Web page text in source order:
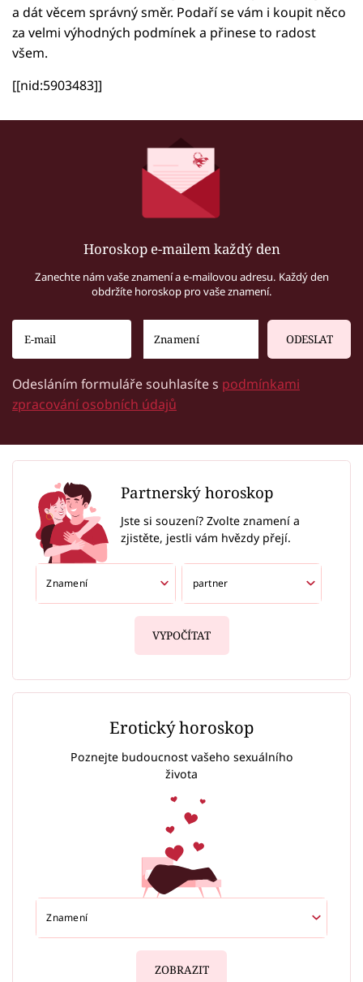
a dát věcem správný směr. Podaří se vám i koupit něco
za velmi výhodných podmínek a přinese to radost
všem.
[[nid:5903483]]
Horoskop e-mailem každý den
Zanechte nám vaše znamení a e-mailovou adresu. Každý den
obdržíte horoskop pro vaše znamení.
ODESLAT
Odesláním formuláře souhlasíte s podmínkami
zpracování osobních údajů
Partnerský horoskop
Jste si souzení? Zvolte znamení a
zjistěte, jestli vám hvězdy přejí.
VYPOČÍTAT
Erotický horoskop
Poznejte budoucnost vašeho sexuálního
života
ZOBRAZIT